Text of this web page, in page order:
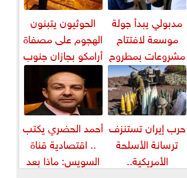
مدبولي يبدأ جولة
موسعة لافتتاح
مشروعات بمطروح
ومتابعة مشروع علم
الروم
الحوثيون يتبنون
الهجوم على مصفاة
أرامكو بجازان جنوب
السعودية
حرب إيران تستنزف
ترسانة الأسلحة
الأمريكية..
أحمد الحضري يكتب
.. اقتصادية قناة
السويس: ماذا بعد